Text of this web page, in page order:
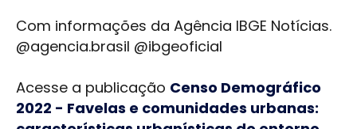
Com informações da Agência IBGE Notícias.
@agencia.brasil @ibgeoficial
Acesse a publicação Censo Demográfico
2022 - Favelas e comunidades urbanas: